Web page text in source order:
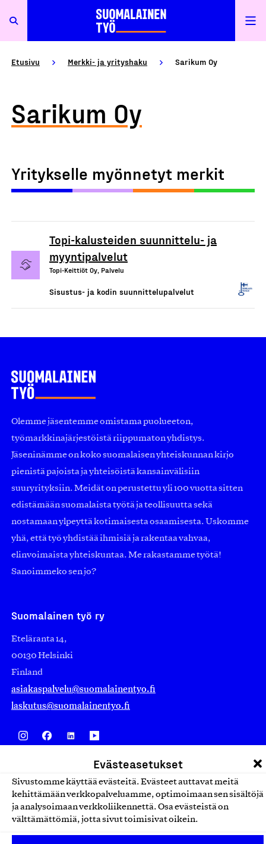
Evästeasetukset
Sivustomme käyttää evästeitä. Evästeet auttavat meitä
kehittämään verkkopalveluamme, optimoimaan sen sisältöjä
ja analysoimaan verkkoliikennettä. Osa evästeistä on
välttämättömiä, jotta sivut toimisivat oikein.
Etusivu Merkki- ja yrityshaku Sarikum Oy
Sarikum Oy
Yritykselle myönnetyt merkit
Topi-kalusteiden suunnittelu- ja
myyntipalvelut
Topi-Keittiöt Oy, Palvelu
Sisustus- ja kodin suunnittelupalvelut
Olemme jäsentemme omistama puolueeton,
työmarkkinajärjestöistä riippumaton yhdistys.
Jäseninämme on koko suomalaisen yhteiskunnan kirjo
pienistä pajoista ja yhteisöistä kansainvälisiin
suuryrityksiin. Meidät on perustettu yli 100 vuotta sitten
edistämään suomalaista työtä ja teollisuutta sekä
nostamaan ylpeyttä kotimaisesta osaamisesta. Uskomme
yhä, että työ yhdistää ihmisiä ja rakentaa vahvaa,
elinvoimaista yhteiskuntaa. Me rakastamme työtä!
Sanoimmeko sen jo?
Suomalainen työ ry
Eteläranta 14,
00130 Helsinki
Finland
asiakaspalvelu@suomalainentyo.fi
laskutus@suomalainentyo.fi